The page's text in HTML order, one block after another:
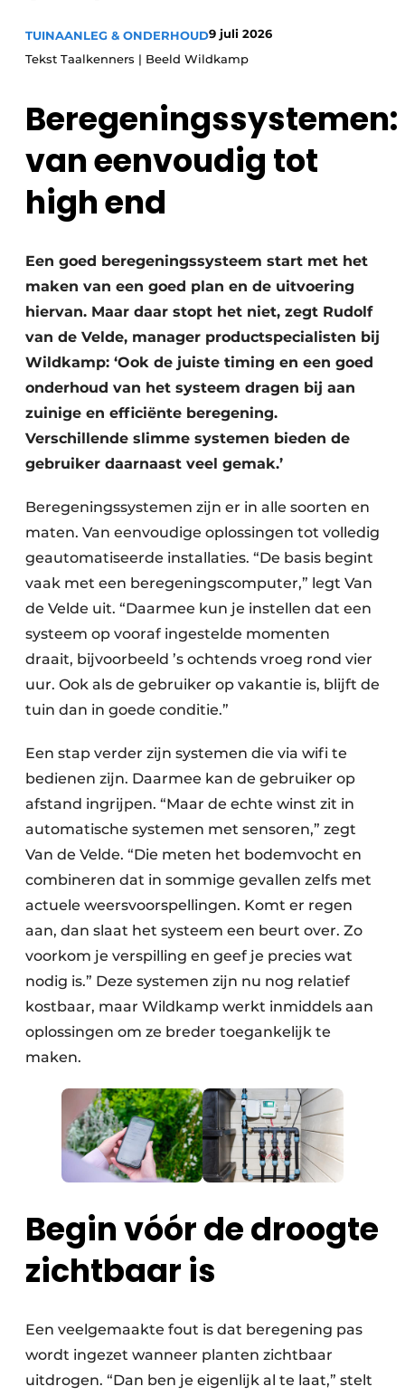
Vacature aanmelden
Video’s
TUINAANLEG & ONDERHOUD9 juli 2026
Tekst Taalkenners | Beeld Wildkamp
Beregeningssystemen:
van eenvoudig tot
high end
Een goed beregeningssysteem start met het
maken van een goed plan en de uitvoering
hiervan. Maar daar stopt het niet, zegt Rudolf
van de Velde, manager productspecialisten bij
Wildkamp: ‘Ook de juiste timing en een goed
onderhoud van het systeem dragen bij aan
zuinige en efficiënte beregening.
Verschillende slimme systemen bieden de
gebruiker daarnaast veel gemak.’
Beregeningssystemen zijn er in alle soorten en
maten. Van eenvoudige oplossingen tot volledig
geautomatiseerde installaties. “De basis begint
vaak met een beregeningscomputer,” legt Van
de Velde uit. “Daarmee kun je instellen dat een
systeem op vooraf ingestelde momenten
draait, bijvoorbeeld ’s ochtends vroeg rond vier
uur. Ook als de gebruiker op vakantie is, blijft de
tuin dan in goede conditie.”
Een stap verder zijn systemen die via wifi te
bedienen zijn. Daarmee kan de gebruiker op
afstand ingrijpen. “Maar de echte winst zit in
automatische systemen met sensoren,” zegt
Van de Velde. “Die meten het bodemvocht en
combineren dat in sommige gevallen zelfs met
actuele weersvoorspellingen. Komt er regen
aan, dan slaat het systeem een beurt over. Zo
voorkom je verspilling en geef je precies wat
nodig is.” Deze systemen zijn nu nog relatief
kostbaar, maar Wildkamp werkt inmiddels aan
oplossingen om ze breder toegankelijk te
maken.
Begin vóór de droogte
zichtbaar is
Een veelgemaakte fout is dat beregening pas
wordt ingezet wanneer planten zichtbaar
uitdrogen. “Dan ben je eigenlijk al te laat,” stelt